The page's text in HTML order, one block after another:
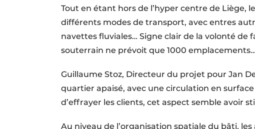
Tout en étant hors de l’hyper centre de Liège,
différents modes de transport, avec entres
navettes fluviales… Signe clair de la volonté de
souterrain ne prévoit que 1000
Guillaume Stoz, Directeur du projet pour Jan
quartier apaisé, avec une circulation en
d’effrayer les clients, cet aspect semble avoir
Au niveau de l’organisation spatiale du bâti,